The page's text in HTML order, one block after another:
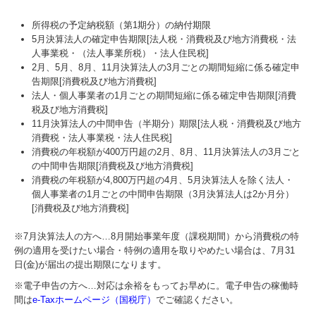
経営改善オンデマンド講座
リンク集
TKCモニタリング情報サービス
所得税の予定納税額（第1期分）の納付期限
5月決算法人の確定申告期限[法人税・消費税及び地方消費税・法
人事業税・（法人事業所税）・法人住民税]
2月、5月、8月、11月決算法人の3月ごとの期間短縮に係る確定申
告期限[消費税及び地方消費税]
法人・個人事業者の1月ごとの期間短縮に係る確定申告期限[消費
税及び地方消費税]
11月決算法人の中間申告（半期分）期限[法人税・消費税及び地方
消費税・法人事業税・法人住民税]
消費税の年税額が400万円超の2月、8月、11月決算法人の3月ごと
の中間申告期限[消費税及び地方消費税]
消費税の年税額が4,800万円超の4月、5月決算法人を除く法人・
個人事業者の1月ごとの中間申告期限（3月決算法人は2か月分）
[消費税及び地方消費税]
※7月決算法人の方へ…8月開始事業年度（課税期間）から消費税の特
例の適用を受けたい場合・特例の適用を取りやめたい場合は、7月31
日(金)が届出の提出期限になります。
※電子申告の方へ…対応は余裕をもってお早めに。電子申告の稼働時
間はe-Taxホームページ（国税庁） でご確認ください。